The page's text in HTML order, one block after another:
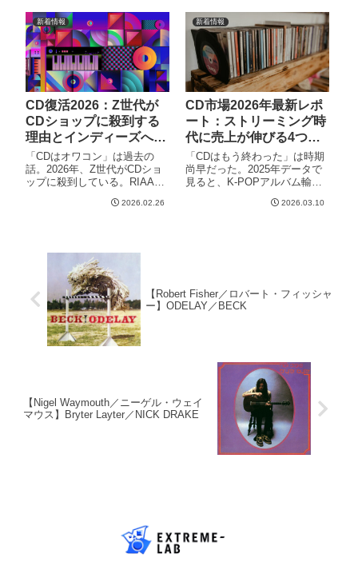
を解説。インディーズアーテ
ィスト必見。
（日） 営業開始は2024年1月6
日（月
新着情報
CD復活2026：Z世代が
CDショップに殺到する
理由とインディーズへの
教訓
「CDはオワコン」は過去の
話。2026年、Z世代がCDショ
ップに殺到している。RIAA・
現場取材が裏付ける「デジタ
2026.02.26
新着情報
CD市場2026年最新レポ
ート：ストリーミング時
代に売上が伸びる4つの
理由
「CDはもう終わった」は時期
尚早だった。2025年データで
見ると、K-POPアルバム輸出
「#cdaesthetic」ブームからド
2026.03.10
【Robert Fisher／ロバート・フィッシャ
ー】ODELAY／BECK
【Nigel Waymouth／ニーゲル・ウェイ
マウス】Bryter Layter／NICK DRAKE